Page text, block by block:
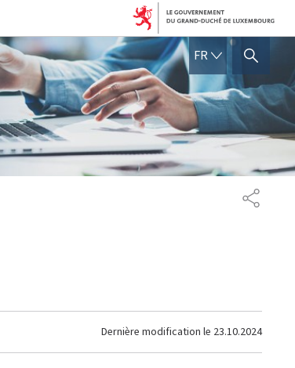
FRFRANÇAIS
AFFICHER / MASQUER
Dernière modification le 23.10.2024